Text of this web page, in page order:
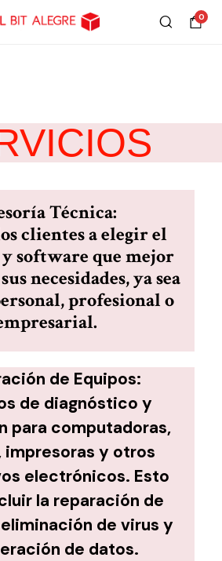
0
Técnica:
clientes a elegir el
software que mejor
necesidades, ya sea
profesional o
de Equipos:
de diagnóstico y
para computadoras,
impresoras y otros
electrónicos. Esto
la reparación de
de virus y
de datos.